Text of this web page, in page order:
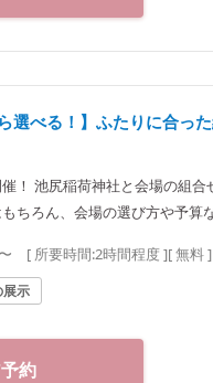
選べる！】ふたりに合っ
！ 池尻稲荷神社と会場の組合
ちろん、会場の選び方や予算
0825 東京都新宿区神楽坂2-1
00（火曜定休） 【アクセス】
[ 所要時間:2時間程度][ 無料 ]
展示
約